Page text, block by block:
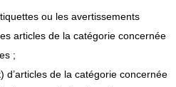
ou les avertissements
articles de la catégorie concernée
;
d’articles de la catégorie concernée